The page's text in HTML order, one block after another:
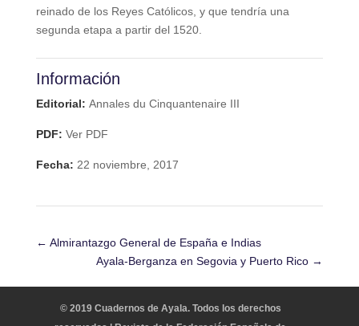
reinado de los Reyes Católicos, y que tendría una
segunda etapa a partir del 1520.
Información
Editorial: Annales du Cinquantenaire III
PDF: Ver PDF
Fecha: 22 noviembre, 2017
← Almirantazgo General de España e Indias
Ayala-Berganza en Segovia y Puerto Rico →
© 2019 Cuadernos de Ayala. Todos los derechos